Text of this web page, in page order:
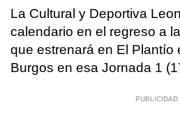
La Cultural y Deportiva
calendario en el regreso a
que estrenará en El Plantío
Burgos en esa Jornada 1